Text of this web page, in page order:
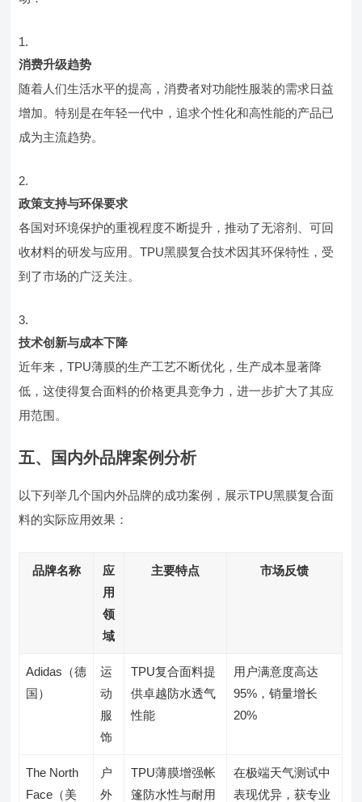
消费升级趋势
随着人们生活水平的提高，消费者对功能性服装的需求日益
增加。特别是在年轻一代中，追求个性化和高性能的产品已
成为主流趋势。
政策支持与环保要求
各国对环境保护的重视程度不断提升，推动了无溶剂、可回
收材料的研发与应用。TPU黑膜复合技术因其环保特性，受
到了市场的广泛关注。
技术创新与成本下降
近年来，TPU薄膜的生产工艺不断优化，生产成本显著降
低，这使得复合面料的价格更具竞争力，进一步扩大了其应
用范围。
五、国内外品牌案例分析
以下列举几个国内外品牌的成功案例，展示TPU黑膜复合面
料的实际应用效果：
品牌名称
应
用
领
域
主要特点 市场反馈
Adidas（德
国）
运
动
服
饰
TPU复合面料提
供卓越防水透气
性能
用户满意度高达
95%，销量增长
20%
The North
Face（美
户
外
TPU薄膜增强帐
篷防水性与耐用
在极端天气测试中
表现优异，获专业